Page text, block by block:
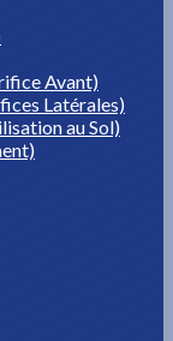
Avant)
Latérales)
au Sol)